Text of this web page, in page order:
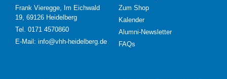
Frank Vieregge, Im Eichwald
19, 69126 Heidelberg
Tel. 0171 4570860
E-Mail: info@vhh-heidelberg.de
Zum Shop
Kalender
Alumni-Newsletter
FAQs